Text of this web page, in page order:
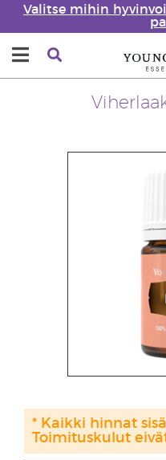
Valitse mihin
* Kaikki hinnat
Toimituskulut